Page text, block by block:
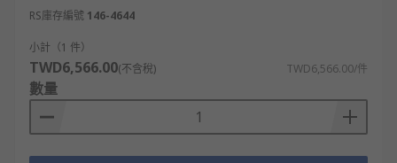
RS庫存編號 146-4644
小計（1 件）
TWD6,566.00(不含稅) TWD6,566.00/件
數量